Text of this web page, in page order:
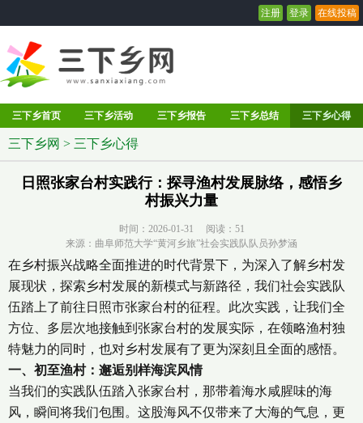
注册 登录 在线投稿
三下乡首页 三下乡活动 三下乡报告 三下乡总结 三下乡心得
三下乡网 > 三下乡心得
日照张家台村实践行：探寻渔村发展脉络，感悟乡
村振兴力量
时间：2026-01-31 阅读： 51
来源：曲阜师范大学“黄河乡旅”社会实践队队员孙梦涵
在乡村振兴战略全面推进的时代背景下，为深入了解乡村发
展现状，探索乡村发展的新模式与新路径，我们社会实践队
伍踏上了前往日照市张家台村的征程。此次实践，让我们全
方位、多层次地接触到张家台村的发展实际，在领略渔村独
特魅力的同时，也对乡村发展有了更为深刻且全面的感悟。
一、初至渔村：邂逅别样海滨风情
当我们的实践队伍踏入张家台村，那带着海水咸腥味的海
风，瞬间将我们包围。这股海风不仅带来了大海的气息，更